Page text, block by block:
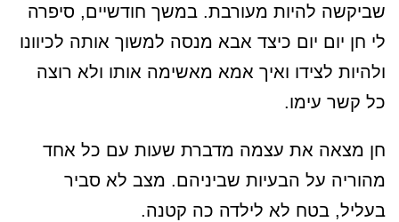
שביקשה להיות מעורבת. במשך חודשיים, סיפרה
לי חן יום יום כיצד אבא מנסה למשוך אותה לכיוונו
ולהיות לצידו ואיך אמא מאשימה אותו ולא רוצה
כל קשר עימו.
חן מצאה את עצמה מדברת שעות עם כל אחד
מהוריה על הבעיות שביניהם. מצב לא סביר
בעליל, בטח לא לילדה כה קטנה.